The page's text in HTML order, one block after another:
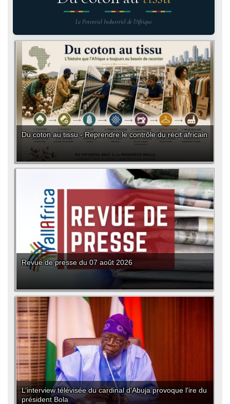
Le Potentiel Industriel de l'Afrique
Du coton au tissu - Reprendre le contrôle du récit africain
Revue de presse du 07 août 2026
L’interview télévisée du cardinal d'Abuja provoque l'ire du
président Bola